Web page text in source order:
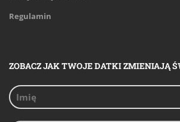
Regulamin
ZOBACZ JAK TWOJE DATKI ZMIENIAJĄ